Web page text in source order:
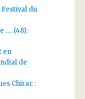
du
…. (48):
en
de
Chirac :